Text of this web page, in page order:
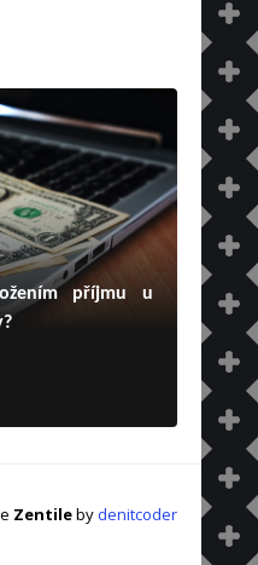
příjmu u
Zentilebydenitcoder